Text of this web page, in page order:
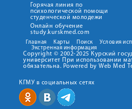
Горячая линия по
психологической помощи
студенческой молодежи
Онлайн обучение
study.kurskmed.com
Главная Карты Поиск
Условия
Экстренная информация
Copyright © 2002-2025 Курский
университет При использовании
обязательна. Powered by Web Med
КГМУ в социальных сетях